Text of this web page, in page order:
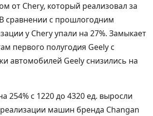
от Chery, который реализовал за
сравнении с прошлогодним
у Chery упали на 27%. Замыкает
первого полугодия Geely с
автомобилей Geely снизились на
254% с 1220 до 4320 ед. выросли
машин бренда Changan